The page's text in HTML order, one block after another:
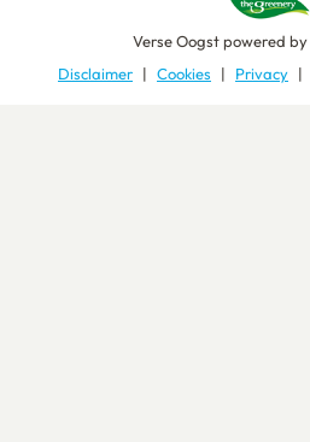
Verse Oogstpowered by
Disclaimer
Cookies Privacy